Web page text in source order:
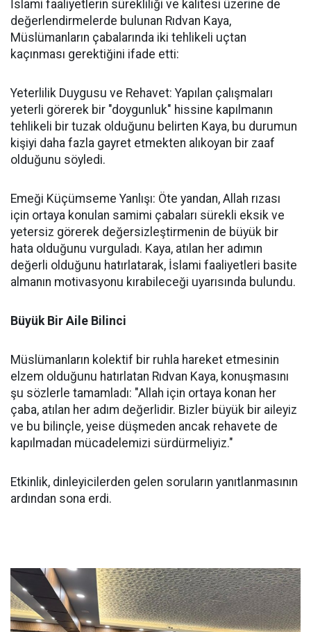
İslami faaliyetlerin sürekliliği ve kalitesi üzerine de
değerlendirmelerde bulunan Rıdvan Kaya,
Müslümanların çabalarında iki tehlikeli uçtan
kaçınması gerektiğini ifade etti:
Yeterlilik Duygusu ve Rehavet: Yapılan çalışmaları
yeterli görerek bir "doygunluk" hissine kapılmanın
tehlikeli bir tuzak olduğunu belirten Kaya, bu durumun
kişiyi daha fazla gayret etmekten alıkoyan bir zaaf
olduğunu söyledi.
Emeği Küçümseme Yanlışı: Öte yandan, Allah rızası
için ortaya konulan samimi çabaları sürekli eksik ve
yetersiz görerek değersizleştirmenin de büyük bir
hata olduğunu vurguladı. Kaya, atılan her adımın
değerli olduğunu hatırlatarak, İslami faaliyetleri basite
almanın motivasyonu kırabileceği uyarısında bulundu.
Büyük Bir Aile Bilinci
Müslümanların kolektif bir ruhla hareket etmesinin
elzem olduğunu hatırlatan Rıdvan Kaya, konuşmasını
şu sözlerle tamamladı: "Allah için ortaya konan her
çaba, atılan her adım değerlidir. Bizler büyük bir aileyiz
ve bu bilinçle, yeise düşmeden ancak rehavete de
kapılmadan mücadelemizi sürdürmeliyiz."
Etkinlik, dinleyicilerden gelen soruların yanıtlanmasının
ardından sona erdi.